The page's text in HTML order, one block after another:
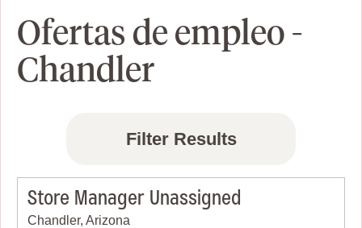
Ofertas de empleo -
Chandler
Filter Results
Store Manager Unassigned
Chandler, Arizona